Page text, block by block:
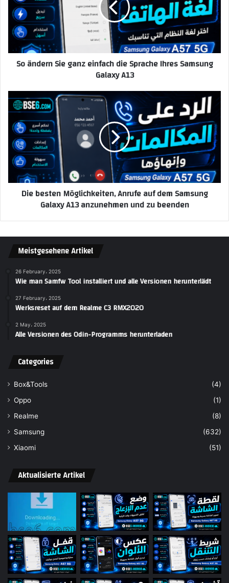
So ändern Sie ganz einfach die Sprache Ihres Samsung
Galaxy A13
Die besten Möglichkeiten, Anrufe auf dem Samsung
Galaxy A13 anzunehmen und zu beenden
Meistgesehene Artikel
26 February، 2025
Wie man Samfw Tool installiert und alle Versionen herunterlädt
27 February، 2025
Werksreset auf dem Realme C3 RMX2020
2 May، 2025
Alle Versionen des Odin-Programms herunterladen
Categories
Box&Tools
(4)
Oppo
(1)
Realme
(8)
Samsung
(632)
Xiaomi
(51)
Aktualisierte Artikel